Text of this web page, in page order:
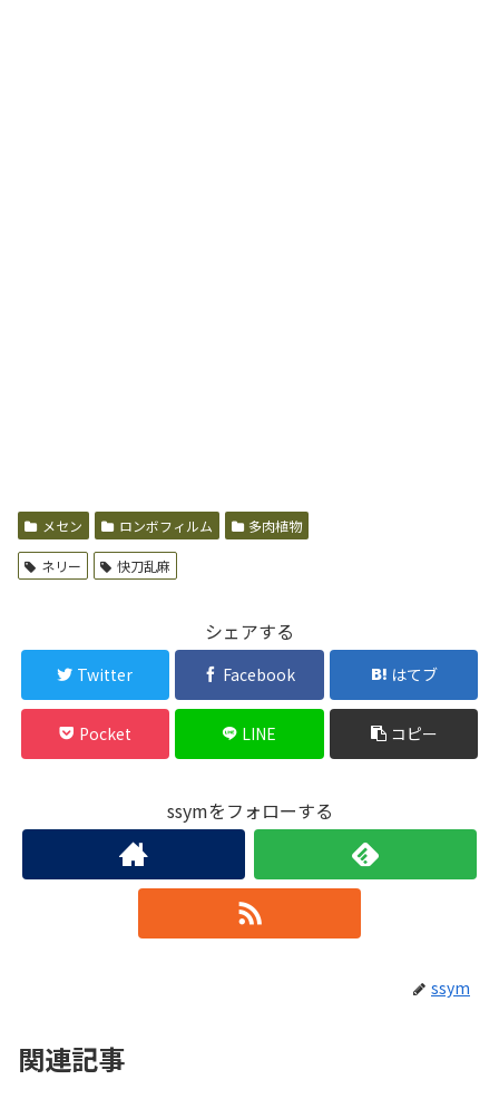
メセン ロンボフィルム 多肉植物
ネリー 快刀乱麻
シェアする
Twitter Facebook はてブ
Pocket LINE コピー
ssymをフォローする
ssym
関連記事